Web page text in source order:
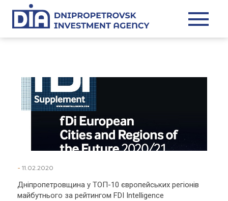
- 11.02.2020
Дніпропетровщина у ТОП-10 європейських регіонів
майбутнього за рейтингом FDI Intelligence